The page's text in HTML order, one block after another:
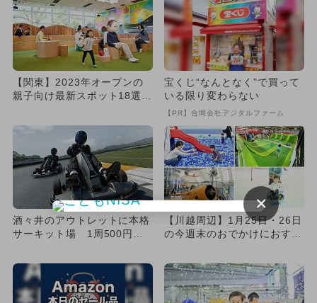
【関東】2023年オープンの
親子向け最新スポット18選
宝くじ“なんとなく”で買って
いる限り変わらない
【PR】合同会社デジタルファーム
酒々井のアウトレットに本格
サーキット場 1周500円で
【川越周辺】1月25日・26日
の今週末のおでかけにおすす
×